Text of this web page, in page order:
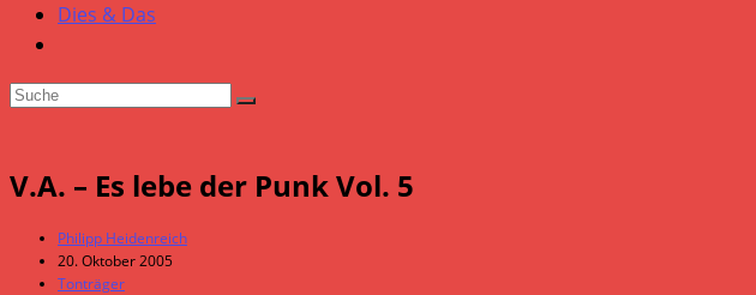
Dies & Das
V.A. – Es lebe der Punk Vol. 5
Beitrags-
Autor:
Philipp Heidenreich
Beitrag
veröffentlicht:
20. Oktober 2005
Beitrags-
Tonträger